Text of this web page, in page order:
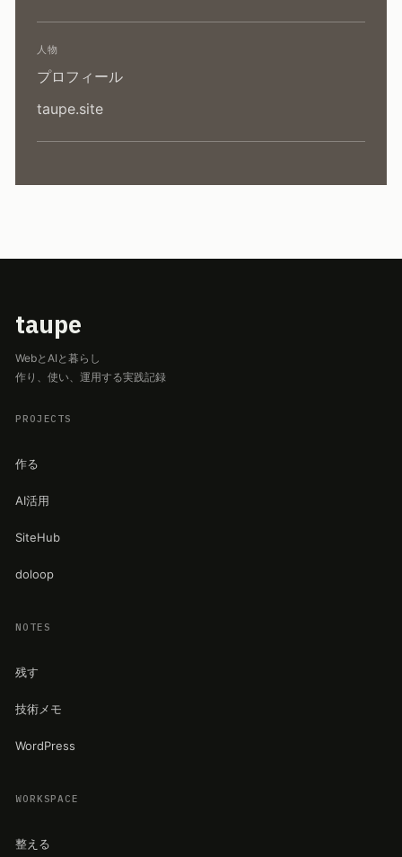
人物
プロフィール
taupe.site
taupe
WebとAIと暮らし
作り、使い、運用する実践記録
PROJECTS
作る
AI活用
SiteHub
doloop
NOTES
残す
技術メモ
WordPress
WORKSPACE
整える